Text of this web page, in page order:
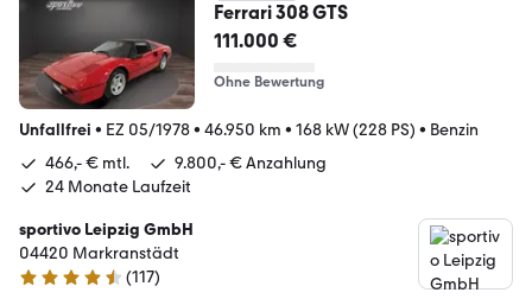
Ferrari 308 GTS
111.000 €
Ohne Bewertung
Unfallfrei • EZ 05/1978• 46.950 km • 168 kW (228 PS) • Benzin
466,- € mtl.
9.800,- € Anzahlung
24 Monate Laufzeit
sportivo Leipzig GmbH
04420 Markranstädt
4.6 Sterne
(117)